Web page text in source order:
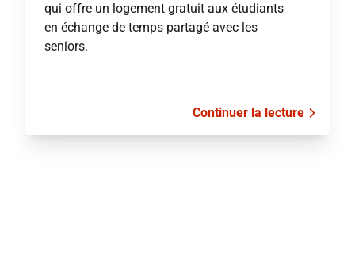
qui offre un logement gratuit aux étudiants
en échange de temps partagé avec les
seniors.
Continuer la lecture